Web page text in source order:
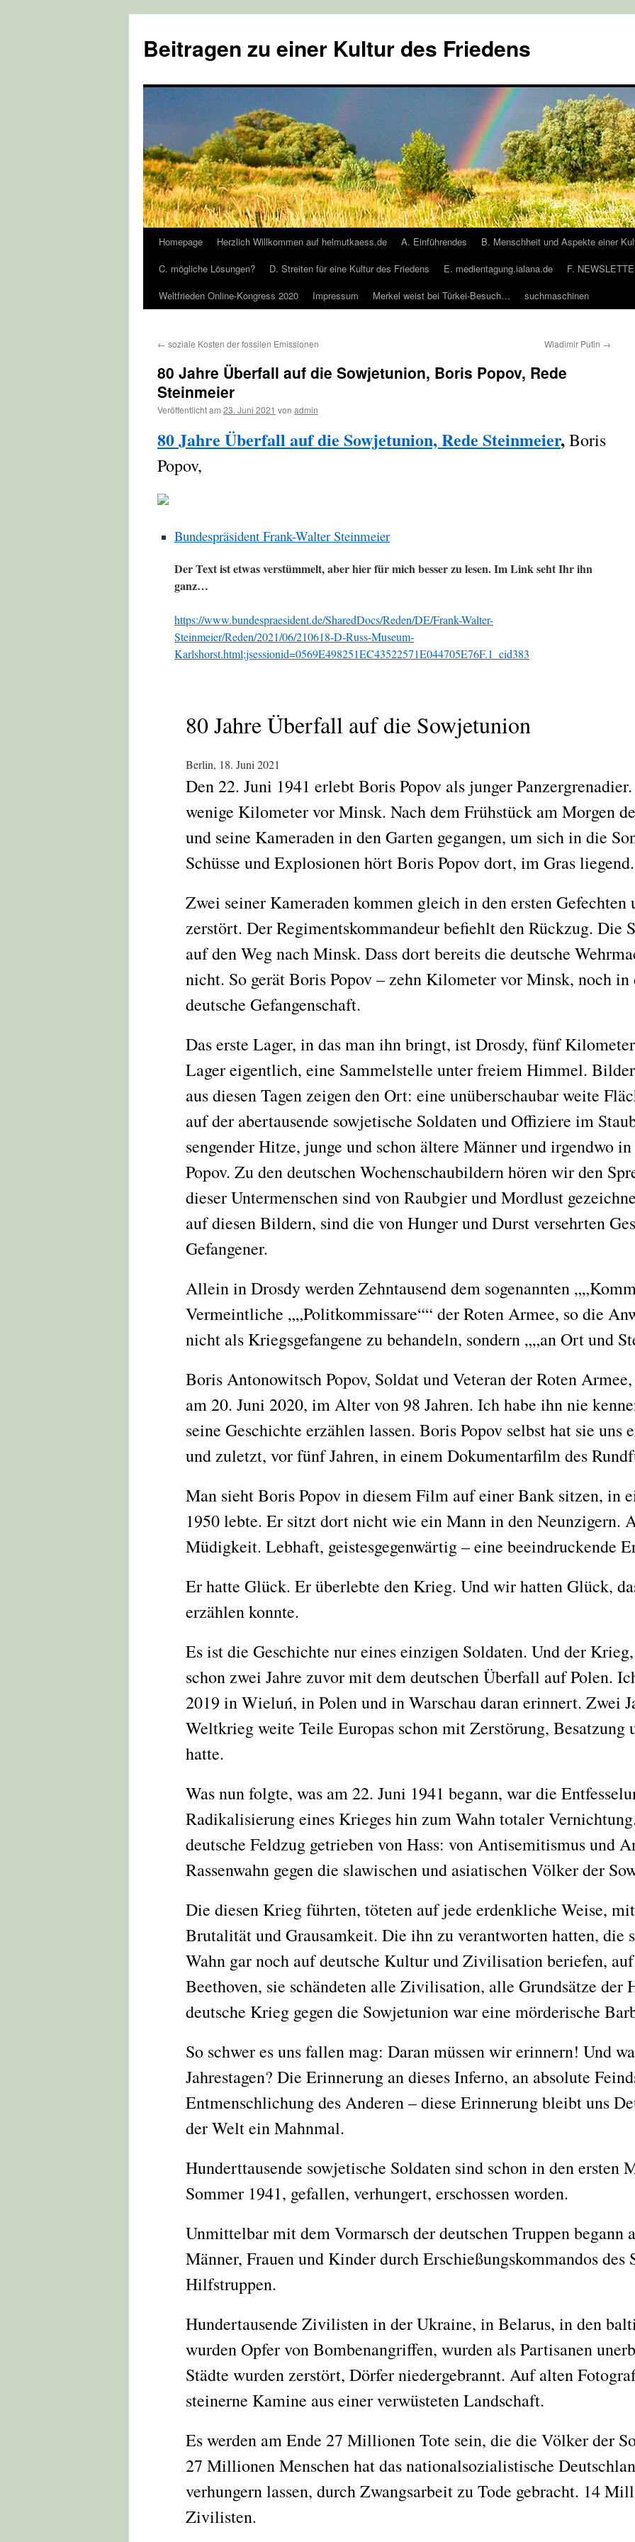
springen
Beitragen zu einer Kultur des Friedens
Homepage Herzlich Willkommen auf helmutkaess.de A. Einführendes
B. Menschheit und Aspekte einer
C. mögliche Lösungen?
D. Streiten für eine Kultur des Friedens E. medientagung.ialana.de
F.
Weltfrieden Online-Kongress 2020
Impressum Merkel weist bei Türkei-Besuch… suchmaschinen
← soziale Kosten der fossilen Emissionen Wladimir Putin →
80 Jahre Überfall auf die Sowjetunion, Boris Popov, Rede
Steinmeier
Veröffentlicht am 23. Juni 2021 von admin
80 Jahre Überfall auf die Sowjetunion, Rede Steinmeier,Boris
Popov,
Bundespräsident Frank-Walter Steinmeier
Der Text ist etwas verstümmelt, aber hier für mich besser zu lesen. Im Link seht Ihr ihn
ganz…
https://www.bundespraesident.de/SharedDocs/Reden/DE/Frank-Walter-
Steinmeier/Reden/2021/06/210618-D-Russ-Museum-
Karlshorst.html;jsessionid=0569E498251EC43522571E044705E76F.1_cid383
80 Jahre Überfall auf die Sowjetunion
Berlin, 18. Juni 2021
Den 22. Juni 1941 erlebt Boris Popov als junger
wenige Kilometer vor Minsk. Nach dem Frühstück am Morgen
und seine Kameraden in den Garten gegangen, um sich in die
Schüsse und Explosionen hört Boris Popov dort, im Gras
Zwei seiner Kameraden kommen gleich in den ersten Gefechten
zerstört. Der Regimentskommandeur befiehlt den Rückzug. Die
auf den Weg nach Minsk. Dass dort bereits die deutsche
nicht. So gerät Boris Popov – zehn Kilometer vor Minsk, noch in
deutsche Gefangenschaft.
Das erste Lager, in das man ihn bringt, ist Drosdy, fünf
Lager eigentlich, eine Sammelstelle unter freiem Himmel. Bilder
aus diesen Tagen zeigen den Ort: eine unüberschaubar weite
auf der abertausende sowjetische Soldaten und Offiziere im
sengender Hitze, junge und schon ältere Männer und irgendwo in
Popov. Zu den deutschen Wochenschaubildern hören wir den
dieser Untermenschen sind von Raubgier und Mordlust
auf diesen Bildern, sind die von Hunger und Durst versehrten
Gefangener.
Allein in Drosdy werden Zehntausend dem sogenannten
Vermeintliche „Politkommissare“ der Roten Armee, so die
nicht als Kriegsgefangene zu behandeln, sondern „an Ort und
Boris Antonowitsch Popov, Soldat und Veteran der Roten Armee,
am 20. Juni 2020, im Alter von 98 Jahren. Ich habe ihn nie
seine Geschichte erzählen lassen. Boris Popov selbst hat sie uns
und zuletzt, vor fünf Jahren, in einem Dokumentarfilm des
Man sieht Boris Popov in diesem Film auf einer Bank sitzen, in
1950 lebte. Er sitzt dort nicht wie ein Mann in den Neunzigern.
Müdigkeit. Lebhaft, geistesgegenwärtig – eine beeindruckende
Er hatte Glück. Er überlebte den Krieg. Und wir hatten Glück,
erzählen konnte.
Es ist die Geschichte nur eines einzigen Soldaten. Und der Krieg,
schon zwei Jahre zuvor mit dem deutschen Überfall auf Polen.
2019 in Wieluń, in Polen und in Warschau daran erinnert. Zwei
Weltkrieg weite Teile Europas schon mit Zerstörung, Besatzung
hatte.
Was nun folgte, was am 22. Juni 1941 begann, war die
Radikalisierung eines Krieges hin zum Wahn totaler Vernichtung.
deutsche Feldzug getrieben von Hass: von Antisemitismus und
Rassenwahn gegen die slawischen und asiatischen Völker der
Die diesen Krieg führten, töteten auf jede erdenkliche Weise,
Brutalität und Grausamkeit. Die ihn zu verantworten hatten, die
Wahn gar noch auf deutsche Kultur und Zivilisation beriefen, auf
Beethoven, sie schändeten alle Zivilisation, alle Grundsätze der
deutsche Krieg gegen die Sowjetunion war eine mörderische
So schwer es uns fallen mag: Daran müssen wir erinnern! Und
Jahrestagen? Die Erinnerung an dieses Inferno, an absolute
Entmenschlichung des Anderen – diese Erinnerung bleibt uns
der Welt ein Mahnmal.
Hunderttausende sowjetische Soldaten sind schon in den ersten
Sommer 1941, gefallen, verhungert, erschossen worden.
Unmittelbar mit dem Vormarsch der deutschen Truppen begann
Männer, Frauen und Kinder durch Erschießungskommandos des
Hilfstruppen.
Hundertausende Zivilisten in der Ukraine, in Belarus, in den
wurden Opfer von Bombenangriffen, wurden als Partisanen
Städte wurden zerstört, Dörfer niedergebrannt. Auf alten
steinerne Kamine aus einer verwüsteten Landschaft.
Es werden am Ende 27 Millionen Tote sein, die die Völker der
27 Millionen Menschen hat das nationalsozialistische
verhungern lassen, durch Zwangsarbeit zu Tode gebracht. 14
Zivilisten.